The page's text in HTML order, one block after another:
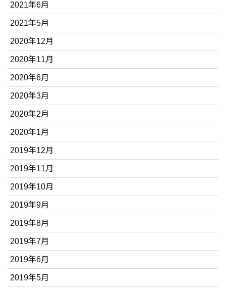
2021年6月
2021年5月
2020年12月
2020年11月
2020年6月
2020年3月
2020年2月
2020年1月
2019年12月
2019年11月
2019年10月
2019年9月
2019年8月
2019年7月
2019年6月
2019年5月